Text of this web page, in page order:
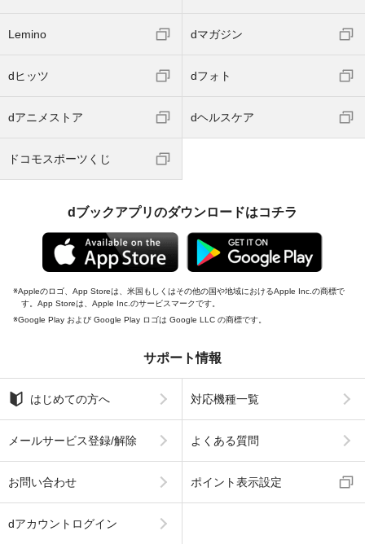
Lemino dマガジン
dヒッツ dフォト
dアニメストア dヘルスケア
ドコモスポーツくじ
dブックアプリのダウンロードはコチラ
Appleのロゴ、App Storeは、米国もしくはその他の国や地域におけるApple Inc.の商標で
す。App Storeは、Apple Inc.のサービスマークです。
Google Play および Google Play ロゴは Google LLC の商標です。
サポート情報
はじめての方へ 対応機種一覧
メールサービス登録/解除 よくある質問
お問い合わせ ポイント表示設定
dアカウントログイン